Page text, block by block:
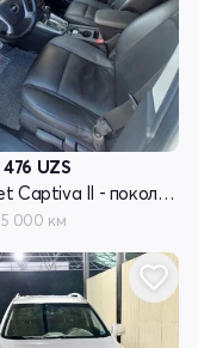
UZS
Chevrolet Captiva II - поколение
000 км